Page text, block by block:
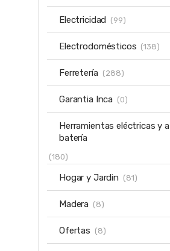
Electricidad (99)
Electrodomésticos (138)
Ferretería (288)
Garantia Inca (0)
Herramientas eléctricas y a
batería
(180)
Hogar y Jardin (81)
Madera (8)
Ofertas (8)